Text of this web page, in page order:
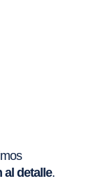
al detalle.